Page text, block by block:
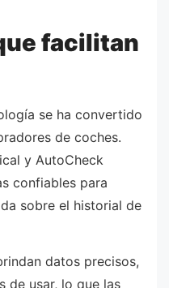
facilitan
se ha convertido
de coches.
y AutoCheck
confiables para
sobre el historial de
datos precisos,
de usar, lo que las